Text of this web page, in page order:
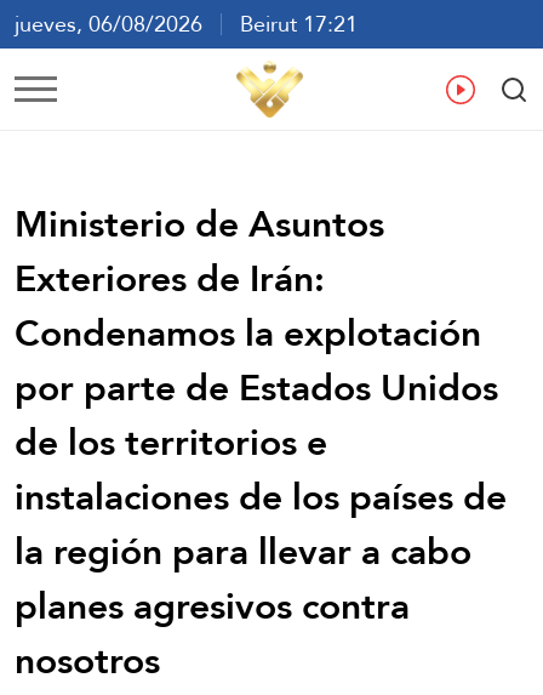
jueves, 06/08/2026
Beirut 17:21
ع En
Ministerio de Asuntos
Exteriores de Irán:
Condenamos la explotación
por parte de Estados Unidos
de los territorios e
instalaciones de los países de
la región para llevar a cabo
planes agresivos contra
nosotros